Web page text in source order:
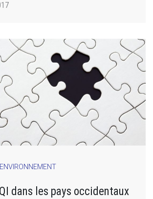
dans les pays occidentaux